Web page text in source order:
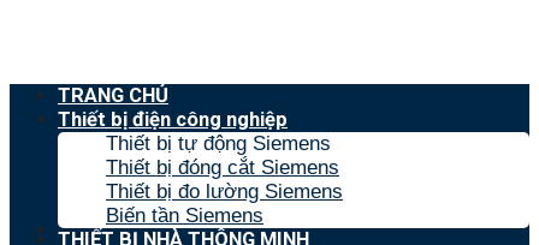
TRANG CHỦ
Thiết bị điện công nghiệp
Thiết bị tự động Siemens
Thiết bị đóng cắt Siemens
Thiết bị đo lường Siemens
Biến tần Siemens
THIẾT BỊ NHÀ THÔNG MINH